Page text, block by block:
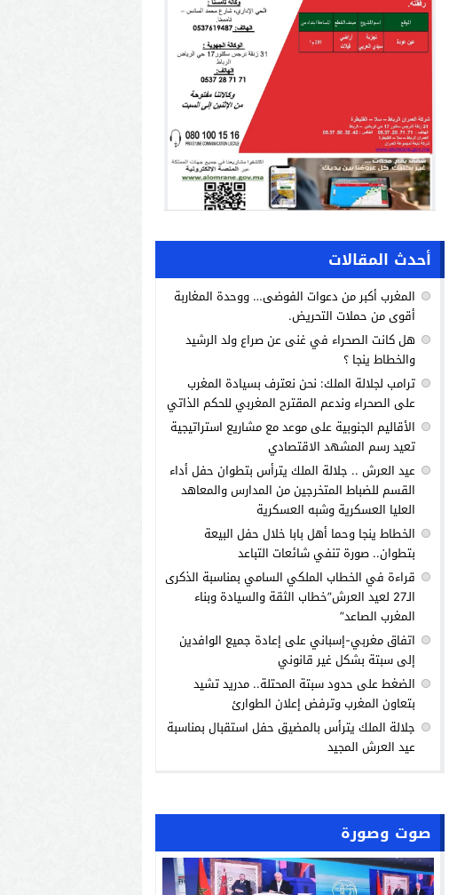
صوت وصورة
أحدث المقالات
المغرب أكبر من دعوات الفوضى… ووحدة المغاربة
أقوى من حملات التحريض.
هل كانت الصحراء في غنى عن صراع ولد الرشيد
والخطاط ينجا ؟
ترامب لجلالة الملك: نحن نعترف بسيادة المغرب
على الصحراء وندعم المقترح المغربي للحكم الذاتي
الأقاليم الجنوبية على موعد مع مشاريع استراتيجية
تعيد رسم المشهد الاقتصادي
عيد العرش .. جلالة الملك يترأس بتطوان حفل أداء
القسم للضباط المتخرجين من المدارس والمعاهد
العليا العسكرية وشبه العسكرية
الخطاط ينجا وحما أهل بابا خلال حفل البيعة
بتطوان.. صورة تنفي شائعات التباعد
قراءة في الخطاب الملكي السامي بمناسبة الذكرى
الـ27 لعيد العرش”خطاب الثقة والسيادة وبناء
المغرب الصاعد”
اتفاق مغربي-إسباني على إعادة جميع الوافدين
إلى سبتة بشكل غير قانوني
الضغط على حدود سبتة المحتلة.. مدريد تشيد
بتعاون المغرب وترفض إعلان الطوارئ
جلالة الملك يترأس بالمضيق حفل استقبال بمناسبة
عيد العرش المجيد